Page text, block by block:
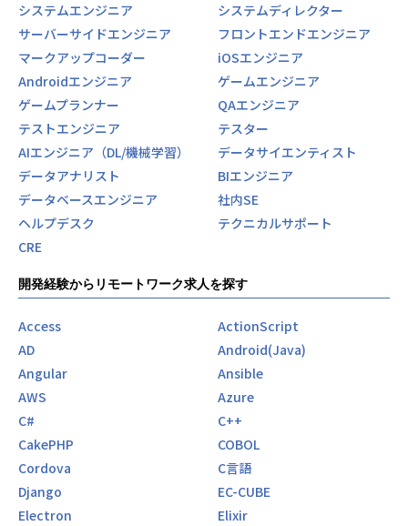
システムエンジニア
システムディレクター
サーバーサイドエンジニア
フロントエンドエンジニア
マークアップコーダー
iOSエンジニア
Androidエンジニア
ゲームエンジニア
ゲームプランナー
QAエンジニア
テストエンジニア
テスター
AIエンジニア（DL/機械学習）
データサイエンティスト
データアナリスト
BIエンジニア
データベースエンジニア
社内SE
ヘルプデスク
テクニカルサポート
CRE
開発経験からリモートワーク求人を探す
Access
ActionScript
AD
Android(Java)
Angular
Ansible
AWS
Azure
C#
C++
CakePHP
COBOL
Cordova
C言語
Django
EC-CUBE
Electron
Elixir